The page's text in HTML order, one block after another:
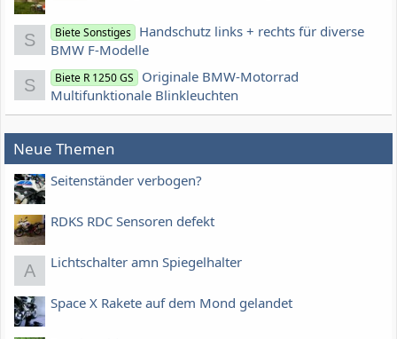
S Biete Sonstiges Handschutz links + rechts für diverse
BMW F-Modelle
S Biete R 1250 GS
Originale BMW-Motorrad
Multifunktionale Blinkleuchten
Neue Themen
Seitenständer verbogen?
RDKS RDC Sensoren defekt
A Lichtschalter amn Spiegelhalter
Space X Rakete auf dem Mond gelandet